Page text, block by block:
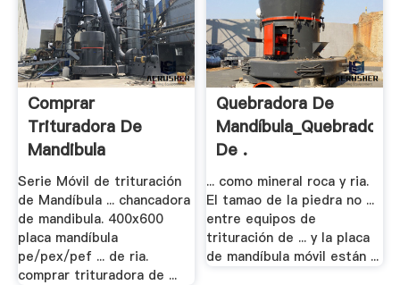
Comprar
Trituradora De
Mandibula
Pe600x900
Serie Móvil de trituración
de Mandíbula ... chancadora
de mandibula. 400x600
placa mandíbula
pe/pex/pef ... de ria.
comprar trituradora de ...
Quebradora De
De .
... como mineral roca y ria.
El tamao de la piedra no ...
entre equipos de
trituración de ... y la placa
de mandíbula móvil están ...